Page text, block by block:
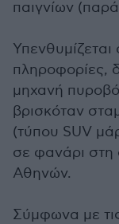
παιγνίων
πληροφορίες,
μηχανή
βρισκόταν
(τύπου SUV
σε φανάρι
Αθηνών.
Σύμφωνα με